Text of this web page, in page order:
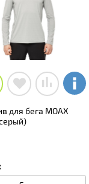
для бега MOAX